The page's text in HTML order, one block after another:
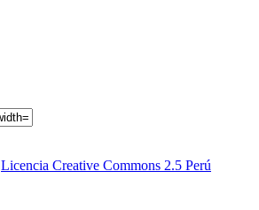
Licencia Creative Commons 2.5 Perú